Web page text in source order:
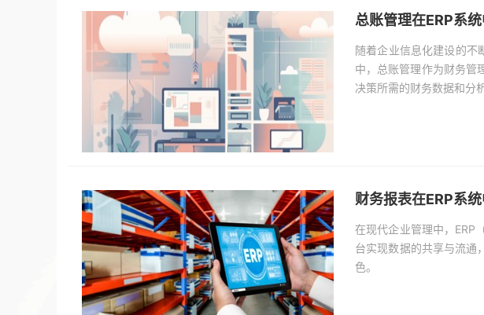
总账管理在ERP系
随着企业信息化建设的不
中，总账管理作为财务管
决策所需的财务数据和分
财务报表在ERP系
在现代企业管理中，ERP
台实现数据的共享与流通
色。